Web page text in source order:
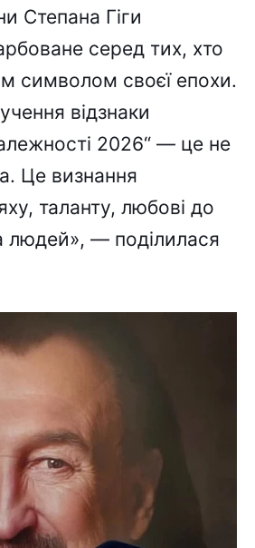
Степана Гіги
серед тих, хто
символом своєї епохи.
відзнаки
2026“ — це не
Це визнання
таланту, любові до
людей», — поділилася